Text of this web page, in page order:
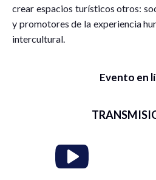
crear espacios turísticos otros:
y promotores de la experiencia
intercultural.
Evento en